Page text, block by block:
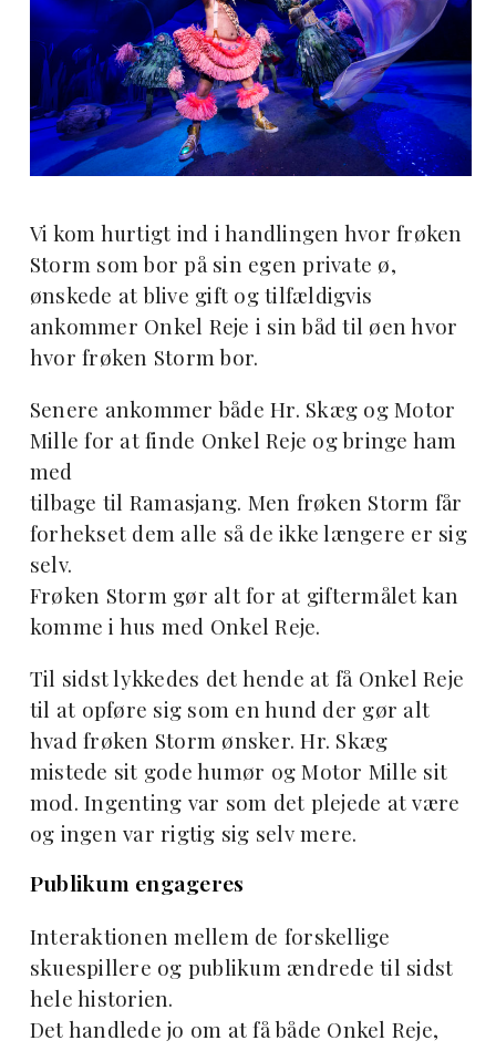
Vi kom hurtigt ind i handlingen hvor frøken
Storm som bor på sin egen private ø,
ønskede at blive gift og tilfældigvis
ankommer Onkel Reje i sin båd til øen hvor
hvor frøken Storm bor.
Senere ankommer både Hr. Skæg og Motor
Mille for at finde Onkel Reje og bringe ham
med
tilbage til Ramasjang. Men frøken Storm får
forhekset dem alle så de ikke længere er sig
selv.
Frøken Storm gør alt for at giftermålet kan
komme i hus med Onkel Reje.
Til sidst lykkedes det hende at få Onkel Reje
til at opføre sig som en hund der gør alt
hvad frøken Storm ønsker. Hr. Skæg
mistede sit gode humør og Motor Mille sit
mod. Ingenting var som det plejede at være
og ingen var rigtig sig selv mere.
Publikum engageres
Interaktionen mellem de forskellige
skuespillere og publikum ændrede til sidst
hele historien.
Det handlede jo om at få både Onkel Reje,